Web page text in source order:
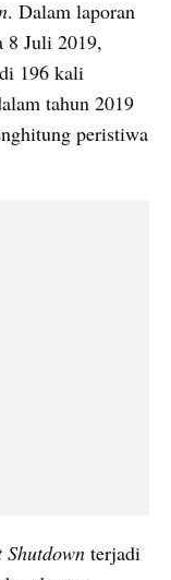
. Dalam laporan
8 Juli 2019,
tahun 2019
peristiwa
Shutdown terjadi